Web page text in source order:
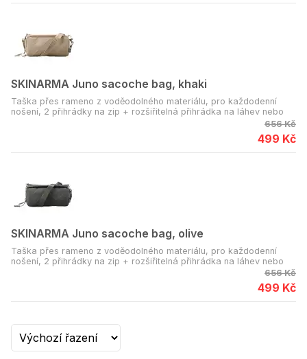
SKINARMA Juno sacoche bag, khaki
Taška přes rameno z voděodolného materiálu, pro každodenní
nošení, 2 přihrádky na zip + rozšiřitelná přihrádka na láhev nebo
656 Kč
499 Kč
SKINARMA Juno sacoche bag, olive
Taška přes rameno z voděodolného materiálu, pro každodenní
nošení, 2 přihrádky na zip + rozšiřitelná přihrádka na láhev nebo
656 Kč
499 Kč